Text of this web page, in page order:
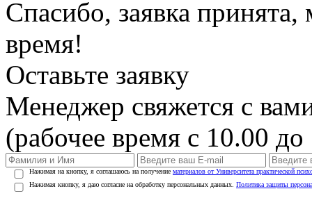
Спасибо, заявка
время!
Оставьте заявку
Менеджер свяжется с
(рабочее время с 10.00
Нажимая на кнопку, я соглашаюсь на получение материалов от Университета практической
Нажимая кнопку, я даю согласие на обработку персональных данных. Политика защиты